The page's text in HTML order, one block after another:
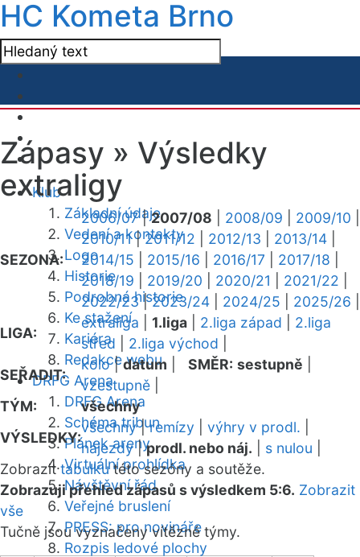
HC Kometa Brno
Klub
Základní údaje
Vedení a kontakty
Logo
Historie
Podrobná historie
Ke stažení
Kariéra
Redakce webu
DRFG Arena
DRFG Arena
Schéma tribun
Plánek areny
Virtuální prohlídka
Návštěvní řád
Veřejné bruslení
PRESS: pro novináře
Rozpis ledové plochy
Zápasy » Výsledky
extraligy
SEZONA:
2006/07|2007/08 2008/09 2009/10
2010/11|2011/12 2012/13 2013/14
2014/15
2015/16 2016/17 2017/18
2018/19
2019/20 2020/21 2021/22
2022/23|2023/24 2024/25 2025/26
LIGA:
extraliga 1.liga 2.liga západ
2.liga
střed
2.liga východ
SEŘADIT:
kolo|datum SMĚR: sestupně
vzestupně
TÝM:
všechny
VÝSLEDKY:
všechny|remízy výhry v prodl.
nájezdy|prodl. nebo náj. s nulou
Zobrazittabulkutéto sezóny a soutěže.
Zobrazuji přehled zápasů s výsledkem 5:6. Zobrazit
vše
Tučně jsou vyznačeny vítězné týmy.